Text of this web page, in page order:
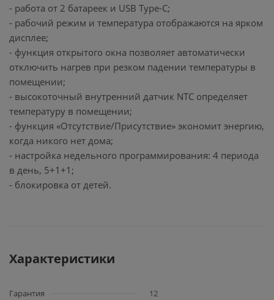
- работа от 2 батареек и USB Type-C;
- рабочий режим и температура отображаются на ярком
дисплее;
- функция открытого окна позволяет автоматически
отключить нагрев при резком падении температуры в
помещении;
- высокоточный внутренний датчик NTC определяет
температуру в помещении;
- функция «Отсутствие/Присутствие» экономит энергию,
когда никого нет дома;
- настройка недельного программирования: 4 периода
в день, 5+1+1;
- блокировка от детей.
Характеристики
Гарантия
12